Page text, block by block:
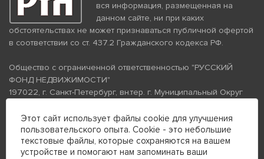
вся информация, размещенная на
данном сайте, ни при каких
обстоятельствах не может признаваться публичной офертой
в соответствии со ст. 437.2 Гражданского кодекса РФ.
Общество с ограниченной ответственностью "РУССКИЙ
ФОНД НЕДВИЖИМОСТИ"
197022, г. Санкт-Петербург, вн.тер. г. Муниципальный Округ
помещение 26Н, комната 103
ИНН 7813672570 КПП 781301001 ОГРН 1237800058870
Политика конфиденциальности
Политика обработки
персональных данных
Этот сайт использует файлы cookie для улучшения
пользовательского опыта. Cookie - это небольшие
текстовые файлы, которые сохраняются на вашем
устройстве и помогают нам запоминать ваши